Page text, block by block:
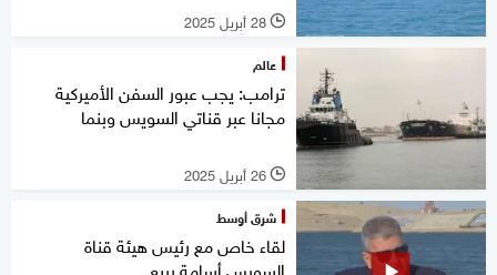
l 28 أبريل 2025
عالم
ترامب: يجب عبور السفن الأميركية
مجانا عبر قناتي السويس وبنما
l 26 أبريل 2025
شرق أوسط
لقاء خاص مع رئيس هيئة قناة